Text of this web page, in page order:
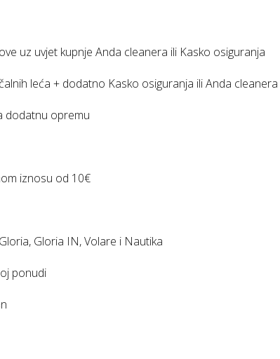
uz uvjet kupnje Anda cleanera ili Kasko osiguranja
leća + dodatno Kasko osiguranja ili Anda cleanera
dodatnu opremu
iznosu od 10€
Gloria IN, Volare i Nautika
ponudi